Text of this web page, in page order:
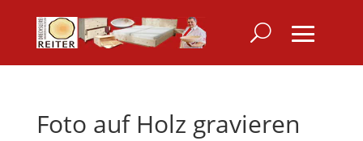
Foto auf Holz gravieren